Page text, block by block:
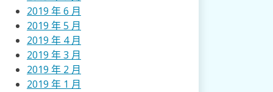
2019 年 6 月
2019 年 5 月
2019 年 4 月
2019 年 3 月
2019 年 2 月
2019 年 1 月